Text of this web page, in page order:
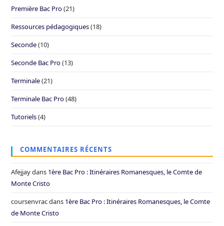
Première Bac Pro(21)
Ressources pédagogiques(18)
Seconde(10)
Seconde Bac Pro(13)
Terminale(21)
Terminale Bac Pro(48)
Tutoriels(4)
COMMENTAIRES RÉCENTS
Afejjaydans 1ère Bac Pro : Itinéraires Romanesques, le Comte de
Monte Cristo
coursenvracdans 1ère Bac Pro : Itinéraires Romanesques, le Comte
de Monte Cristo